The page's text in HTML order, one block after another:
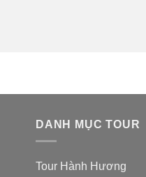
DANH MỤC TOUR
Tour Hành Hương